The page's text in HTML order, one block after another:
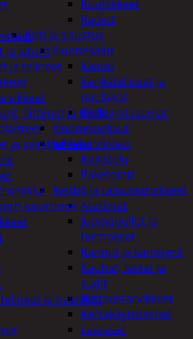
Kuulokkeet
Radiot
Koti ja sisustus
Huonekalut
Kaapit
Kenkätelineet ja
naulakot
Peilit
Huonetuoksut
Juhlatarvikkeet
Koristelu
Paketointi
Keittiö ja taloustarvikkeet
Aterimet
Juomapullot ja
termokset
Kannut ja kanisterit
Kauhat, lastat ja
sudit
Kattaustarvikkeet
Kertakäyttöastiat
Lautaset
ja laturit
ja telineet
liittimet ja telakointiasemat
ja seinätelineet
kaiuttimet
ja naulakot